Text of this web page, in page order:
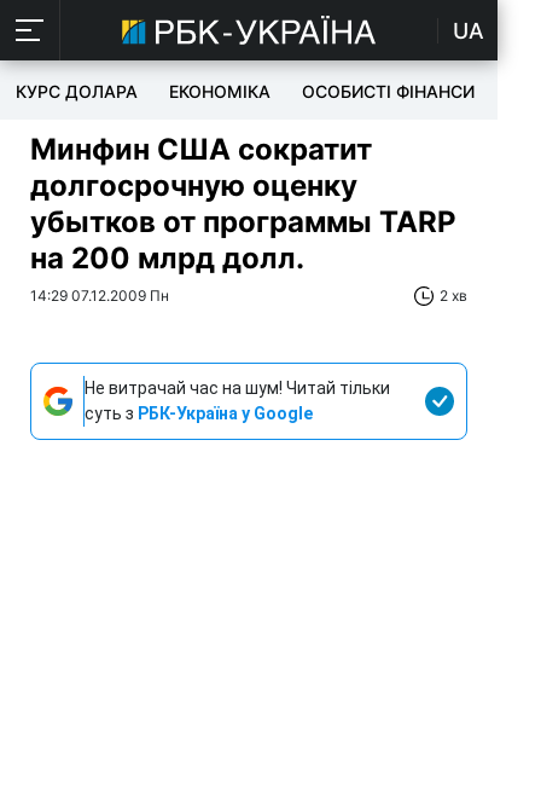
UA
КУРС ДОЛАРА ЕКОНОМІКА ОСОБИСТІ ФІНАНСИ
Минфин США сократит
долгосрочную оценку
убытков от программы TARP
на 200 млрд долл.
14:29 07.12.2009 Пн 2 хв
Не витрачай час на шум! Читай тільки
суть з РБК-Україна у Google